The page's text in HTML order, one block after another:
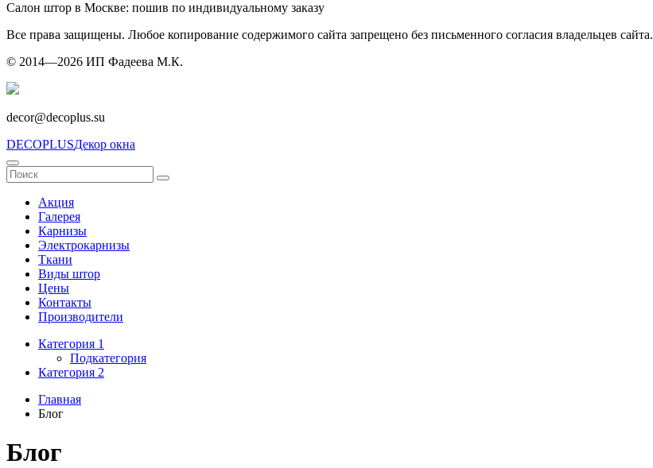
Салон штор в Москве: пошив по индивидуальному заказу
Все права защищены. Любое копирование содержимого сайта запрещено без письменного согласия владельцев сайта.
© 2014—2026 ИП Фадеева М.К.
decor@decoplus.su
DECOPLUSДекор окна
Акция
Галерея
Карнизы
Электрокарнизы
Ткани
Виды штор
Цены
Контакты
Производители
Категория 1
Подкатегория
Категория 2
Главная
Блог
Блог